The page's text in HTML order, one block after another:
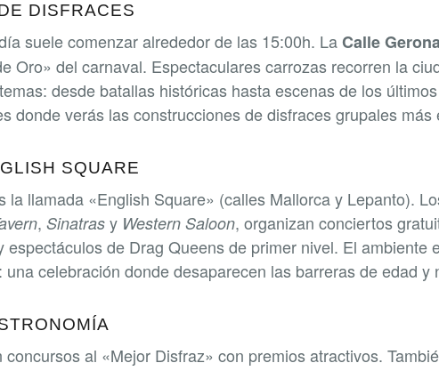
DISFRACES
suele comenzar alrededor de las 15:00h. LaCalle
Oro» del carnaval. Espectaculares carrozas recorren la
desde batallas históricas hasta escenas de los
donde verás las construcciones de disfraces grupales más
SQUARE
la llamada «English Square» (calles Mallorca y Lepanto).
, Sinatras y Western Saloon, organizan conciertos
espectáculos de Drag Queens de primer nivel. El ambiente
celebración donde desaparecen las barreras de edad y
al «Mejor Disfraz» con premios atractivos.